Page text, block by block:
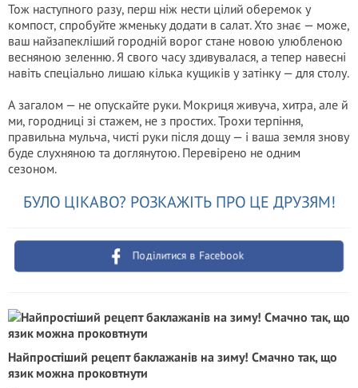
Тож наступного разу, перш ніж нести цілий оберемок у
компост, спробуйте жменьку додати в салат. Хто знає — може,
ваш найзапекліший городній ворог стане новою улюбленою
весняною зеленню. Я свого часу здивувалася, а тепер навесні
навіть спеціально лишаю кілька кущиків у затінку — для столу.
А загалом — не опускайте руки. Мокриця живуча, хитра, але й
ми, городниці зі стажем, не з простих. Трохи терпіння,
правильна мульча, чисті руки після дощу — і ваша земля знову
буде слухняною та доглянутою. Перевірено не одним
сезоном.
БУЛО ЦІКАВО? РОЗКАЖІТЬ ПРО ЦЕ ДРУЗЯМ!
Поділитися в Facebook
Найпростіший рецепт баклажанів на зиму! Смачно так, що
язик можна проковтнути